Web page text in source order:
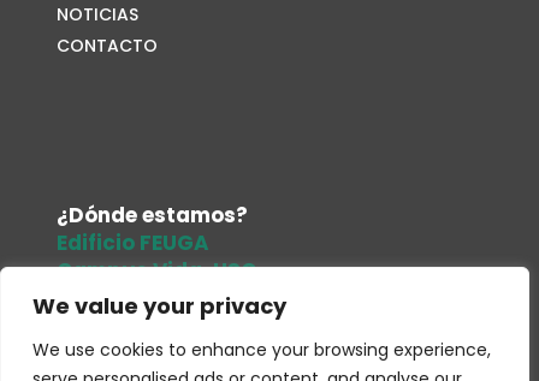
We value your privacy
We use cookies to enhance your browsing experience,
NOTICIAS
CONTACTO
¿Dónde estamos?
Edificio FEUGA
Campus Vida. USC
15705. Santiago de Compostela
679 486 961
Correo electrónico